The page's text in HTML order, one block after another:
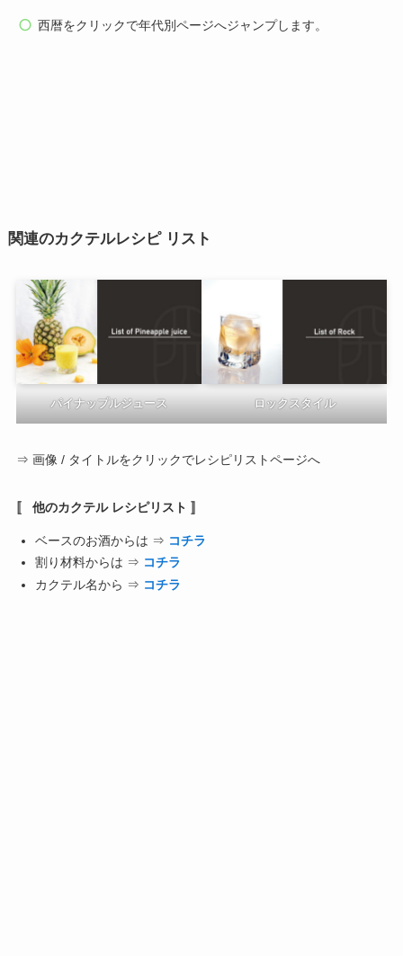
西暦をクリックで年代別ページへジャンプします。
関連のカクテルレシピ リスト
パイナップルジュース ロックスタイル
⇒ 画像 / タイトルをクリックでレシピリストページへ
〚 他のカクテル レシピリスト 〛
ベースのお酒からは ⇒ コチラ
割り材料からは ⇒ コチラ
カクテル名から ⇒ コチラ